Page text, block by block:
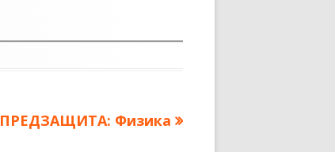
Следующая
ПРЕДЗАЩИТА: Физика